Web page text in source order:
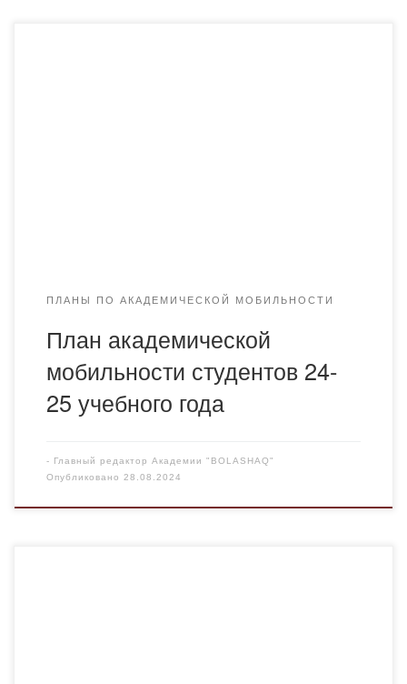
ПЛАНЫ ПО АКАДЕМИЧЕСКОЙ МОБИЛЬНОСТИ
План академической
мобильности студентов 24-
25 учебного года
- Главный редактор Академии "BOLASHAQ"
Опубликовано 28.08.2024